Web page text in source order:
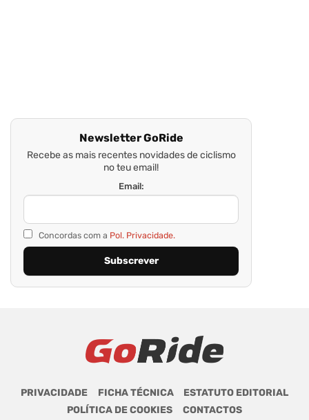
no teu email!
Email:
FICHA TÉCNICA
ESTATUTO EDITORIAL
POLÍTICA DE COOKIES